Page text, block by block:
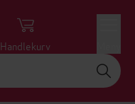
Handlekurv